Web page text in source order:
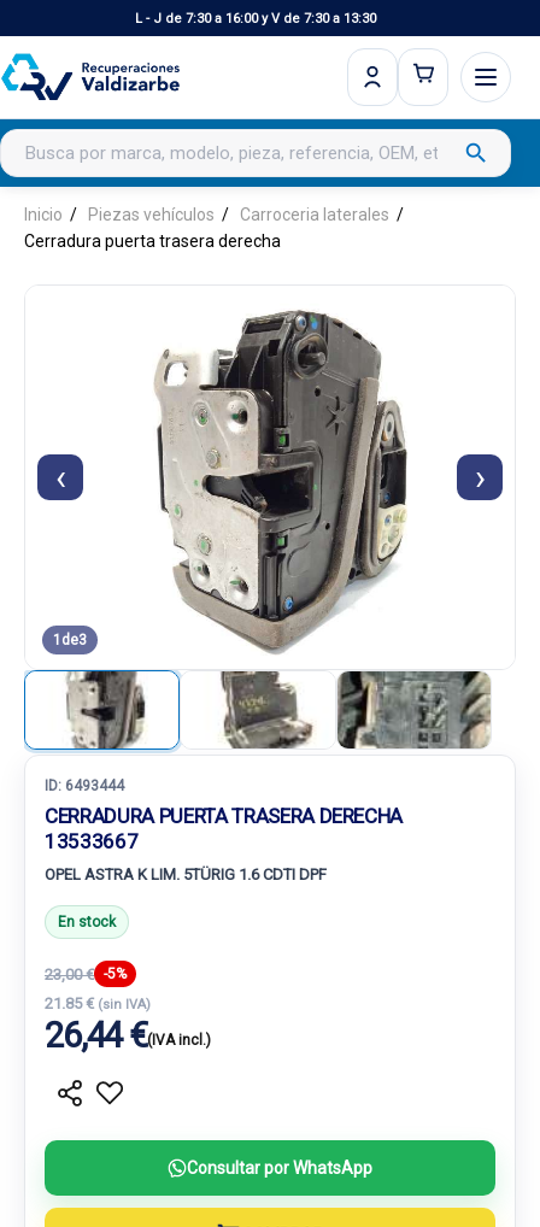
L - J de 7:30 a 16:00 y V de 7:30 a 13:30
Buscar productos search
Inicio Piezas vehículos
Carroceria laterales
Cerradura puerta trasera derecha
‹ ›
1 de3
ID: 6493444
CERRADURA PUERTA TRASERA DERECHA
13533667
OPEL ASTRA K LIM. 5TÜRIG 1.6 CDTI DPF
En stock
23,00 € -5%
21.85 € (sin IVA)
26,44 €(IVA incl.)
Consultar por WhatsApp